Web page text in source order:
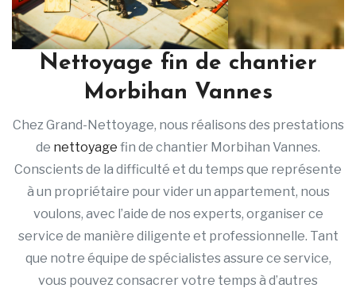
Nettoyage fin de chantier
Morbihan Vannes
Chez Grand-Nettoyage, nous réalisons des prestations
de nettoyage fin de chantier Morbihan Vannes.
Conscients de la difficulté et du temps que représente
à un propriétaire pour vider un appartement, nous
voulons, avec l’aide de nos experts, organiser ce
service de manière diligente et professionnelle. Tant
que notre équipe de spécialistes assure ce service,
vous pouvez consacrer votre temps à d’autres